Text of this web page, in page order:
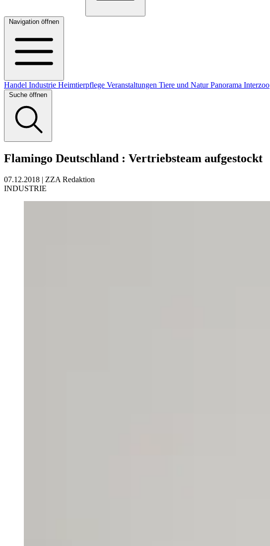
Navigation öffnen
Handel Industrie Heimtierpflege Veranstaltungen Tiere und NaturPanorama Interzoo
Suche öffnen
Flamingo Deutschland : Vertriebsteam aufgestockt
07.12.2018 | ZZA Redaktion
INDUSTRIE